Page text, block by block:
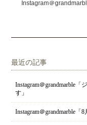
最近の記事
Instagram＠grandmarble
す」
Instagram＠grandmarble
Instagram＠